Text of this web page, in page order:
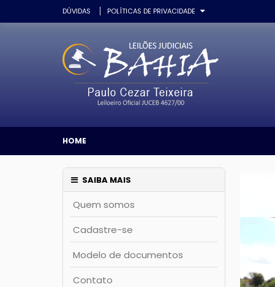
DÚVIDAS POLÍTICAS DE PRIVACIDADE
HOME
SAIBA MAIS
Quem somos
Cadastre-se
Modelo de documentos
Contato